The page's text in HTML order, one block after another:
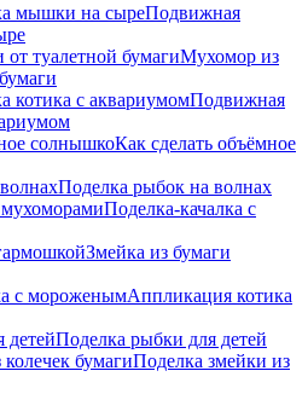
Подвижная
Мухомор из
Подвижная
Как сделать объёмное
Поделка рыбок на волнах
Поделка-качалка с
Змейка из бумаги
Аппликация котика
Поделка рыбки для детей
Поделка змейки из